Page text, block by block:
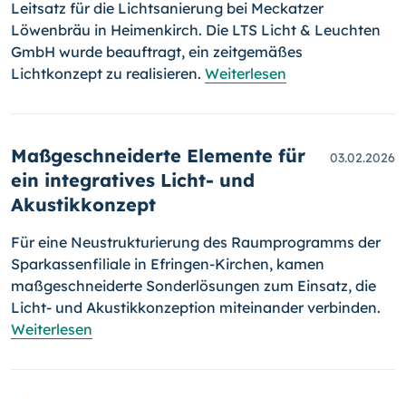
Leitsatz für die Lichtsanierung bei Meckatzer
Löwenbräu in Heimenkirch. Die LTS Licht & Leuchten
GmbH wurde beauftragt, ein zeitgemäßes
Lichtkonzept zu realisieren. Weiterlesen
Maßgeschneiderte Elemente für
ein integratives Licht- und
Akustikkonzept
03.02.2026
Für eine Neustrukturierung des Raumprogramms der
Sparkassenfiliale in Efringen-Kirchen, kamen
maßgeschneiderte Sonderlösungen zum Einsatz, die
Licht- und Akustikkonzeption miteinander verbinden.
Weiterlesen